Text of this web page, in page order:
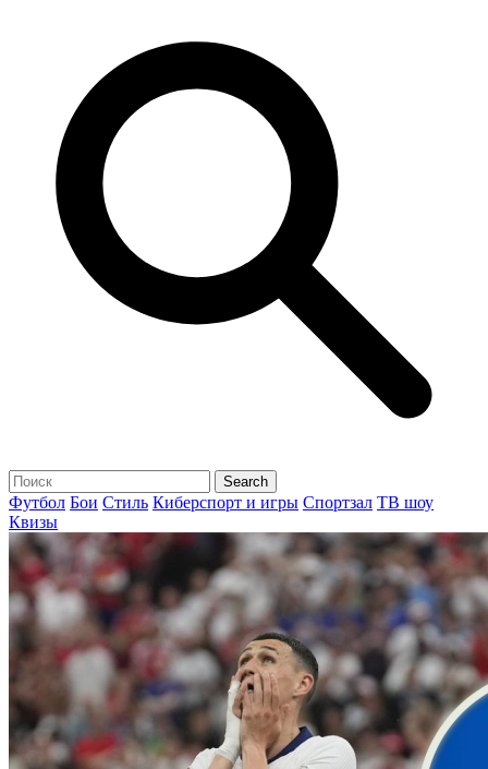
Футбол Бои Стиль Киберспорт и игры Спортзал ТВ шоу
Квизы